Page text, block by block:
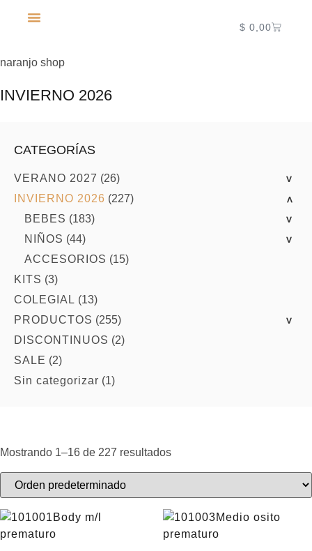
$ 0,00
naranjo shop
INVIERNO 2026
CATEGORÍAS
>
VERANO 2027 (26)
>
INVIERNO 2026 (227)
>
BEBES (183)
>
NIÑOS (44)
ACCESORIOS (15)
KITS (3)
COLEGIAL (13)
>
PRODUCTOS (255)
DISCONTINUOS (2)
SALE (2)
Sin categorizar (1)
Mostrando 1–16 de 227 resultados